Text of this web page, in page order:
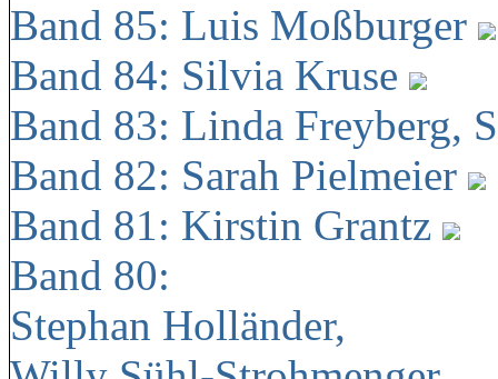
Band 85: Luis Moßburger
Band 84: Silvia Kruse
Band 83: Linda Freyberg,
Band 82: Sarah Pielmeier
Band 81: Kirstin Grantz
Band 80:
Stephan Holländer,